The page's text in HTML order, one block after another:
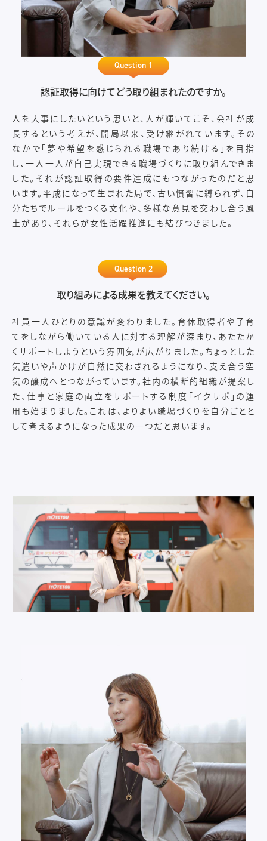
Question 1
認証取得に向けてどう取り組まれたのですか。
人を大事にしたいという思いと、人が輝いてこそ、会社が成
長するという考えが、開局以来、受け継がれています。その
なかで「夢や希望を感じられる職場であり続ける」を目指
し、一人一人が自己実現できる職場づくりに取り組んできま
した。それが認証取得の要件達成にもつながったのだと思
います。平成になって生まれた局で、古い慣習に縛られず、自
分たちでルールをつくる文化や、多様な意見を交わし合う風
土があり、それらが女性活躍推進にも結びつきました。
Question 2
取り組みによる成果を教えてください。
社員一人ひとりの意識が変わりました。育休取得者や子育
てをしながら働いている人に対する理解が深まり、あたたか
くサポートしようという雰囲気が広がりました。ちょっとした
気遣いや声かけが自然に交わされるようになり、支え合う空
気の醸成へとつながっています。社内の横断的組織が提案し
た、仕事と家庭の両立をサポートする制度「イクサポ」の運
用も始まりました。これは、よりよい職場づくりを自分ごとと
して考えるようになった成果の一つだと思います。